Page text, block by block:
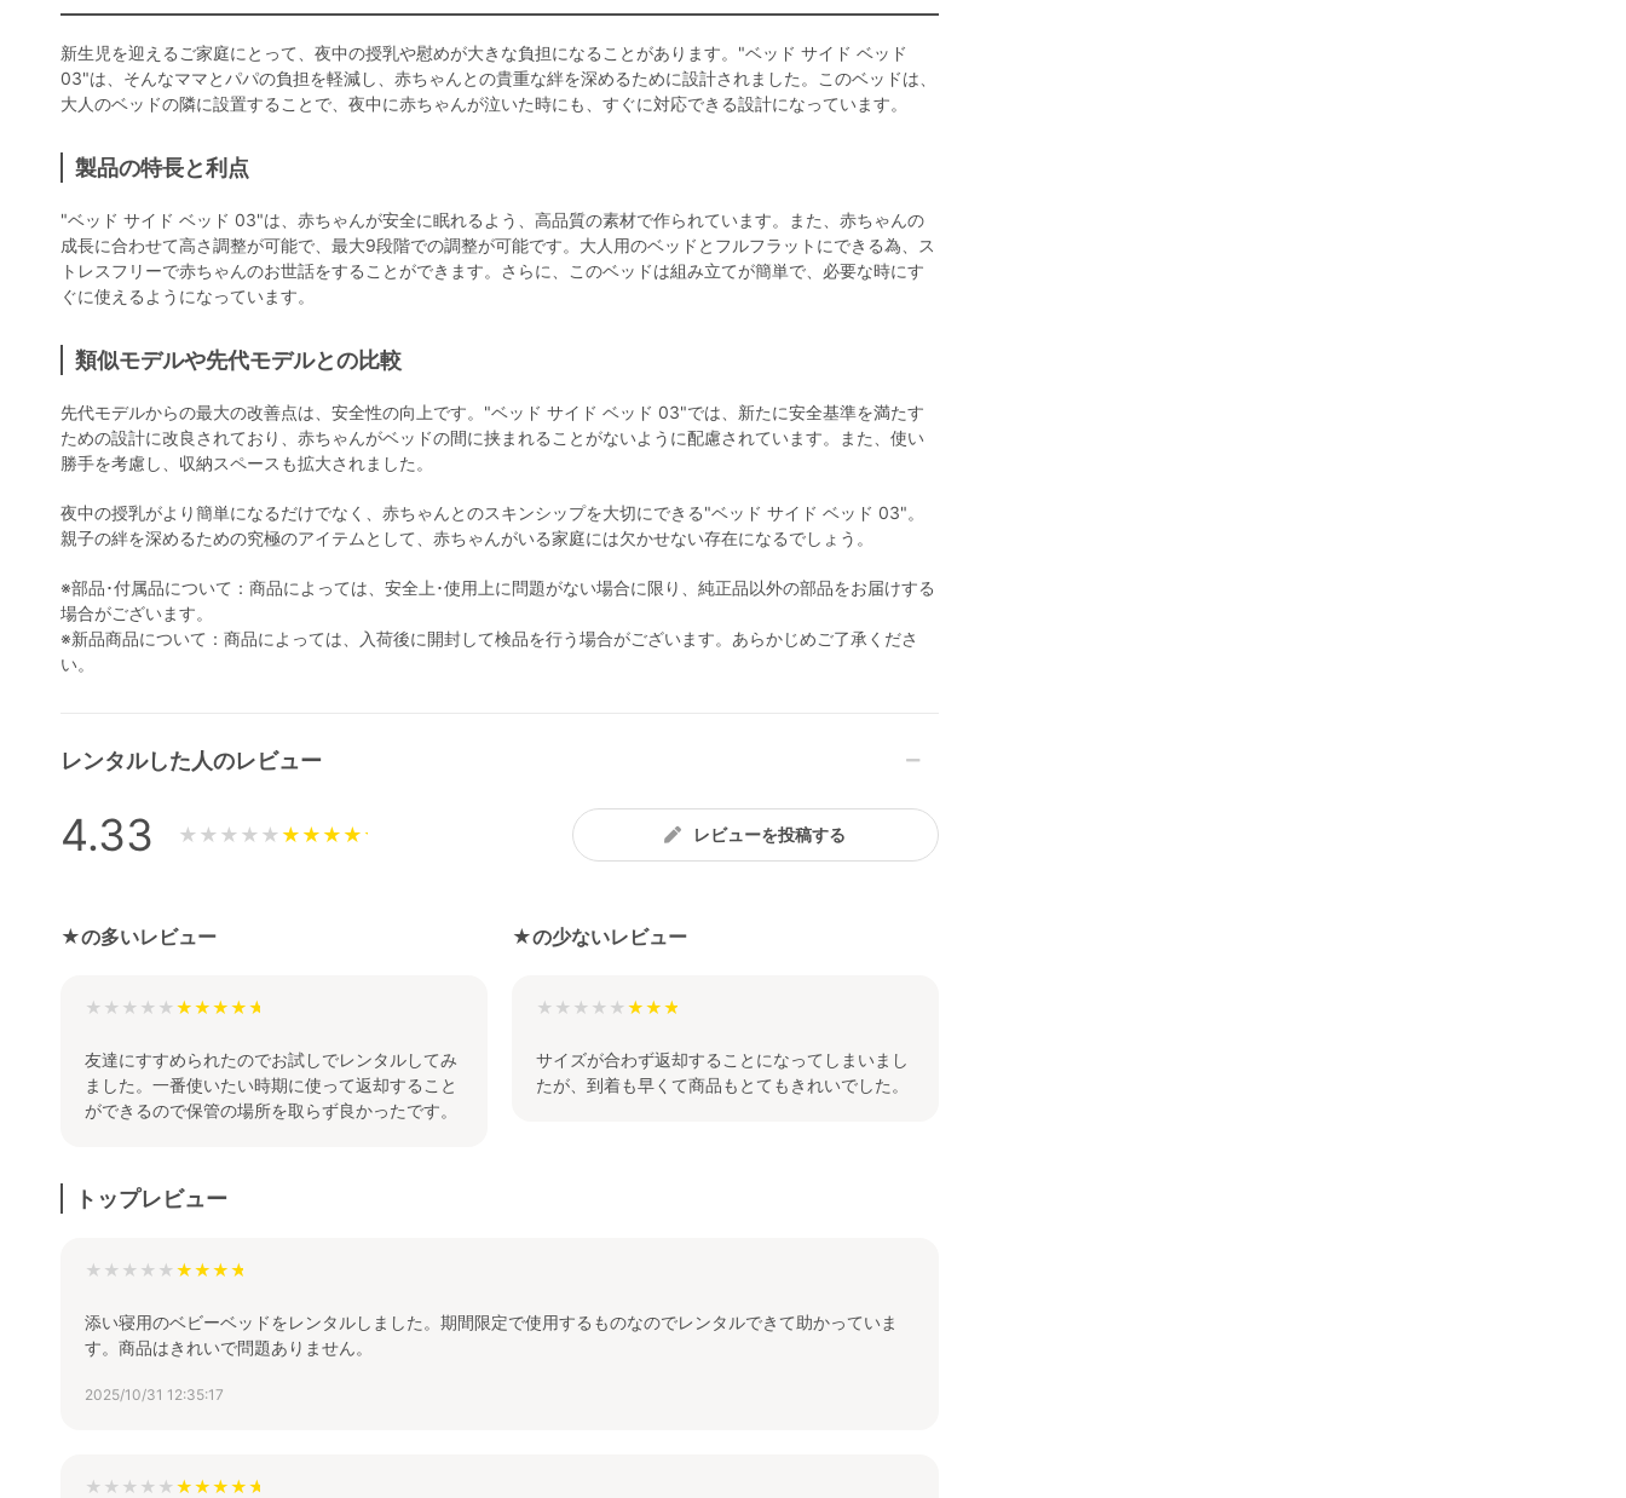
新生児を迎えるご家庭にとって、夜中の授乳や慰めが大きな負担になることがあります。"ベッド サイド ベッド
03"は、そんなママとパパの負担を軽減し、赤ちゃんとの貴重な絆を深めるために設計されました。このベッドは、
大人のベッドの隣に設置することで、夜中に赤ちゃんが泣いた時にも、すぐに対応できる設計になっています。
製品の特長と利点
"ベッド サイド ベッド 03"は、赤ちゃんが安全に眠れるよう、高品質の素材で作られています。また、赤ちゃんの
成長に合わせて高さ調整が可能で、最大9段階での調整が可能です。大人用のベッドとフルフラットにできる為、ス
トレスフリーで赤ちゃんのお世話をすることができます。さらに、このベッドは組み立てが簡単で、必要な時にす
ぐに使えるようになっています。
類似モデルや先代モデルとの比較
先代モデルからの最大の改善点は、安全性の向上です。"ベッド サイド ベッド 03"では、新たに安全基準を満たす
ための設計に改良されており、赤ちゃんがベッドの間に挟まれることがないように配慮されています。また、使い
勝手を考慮し、収納スペースも拡大されました。
夜中の授乳がより簡単になるだけでなく、赤ちゃんとのスキンシップを大切にできる"ベッド サイド ベッド 03"。
親子の絆を深めるための究極のアイテムとして、赤ちゃんがいる家庭には欠かせない存在になるでしょう。
※部品･付属品について：商品によっては、安全上･使用上に問題がない場合に限り、純正品以外の部品をお届けする
場合がございます。
※新品商品について：商品によっては、入荷後に開封して検品を行う場合がございます。あらかじめご了承くださ
い。
レンタルした人のレビュー
4.33 ★★★★★ レビューを投稿する
★の多いレビュー
★★★★★
友達にすすめられたのでお試しでレンタルしてみ
ました。一番使いたい時期に使って返却すること
ができるので保管の場所を取らず良かったです。
★の少ないレビュー
★★★★★
サイズが合わず返却することになってしまいまし
たが、到着も早くて商品もとてもきれいでした。
トップレビュー
★★★★★
添い寝用のベビーベッドをレンタルしました。期間限定で使用するものなのでレンタルできて助かっていま
す。商品はきれいで問題ありません。
2025/10/31 12:35:17
★★★★★